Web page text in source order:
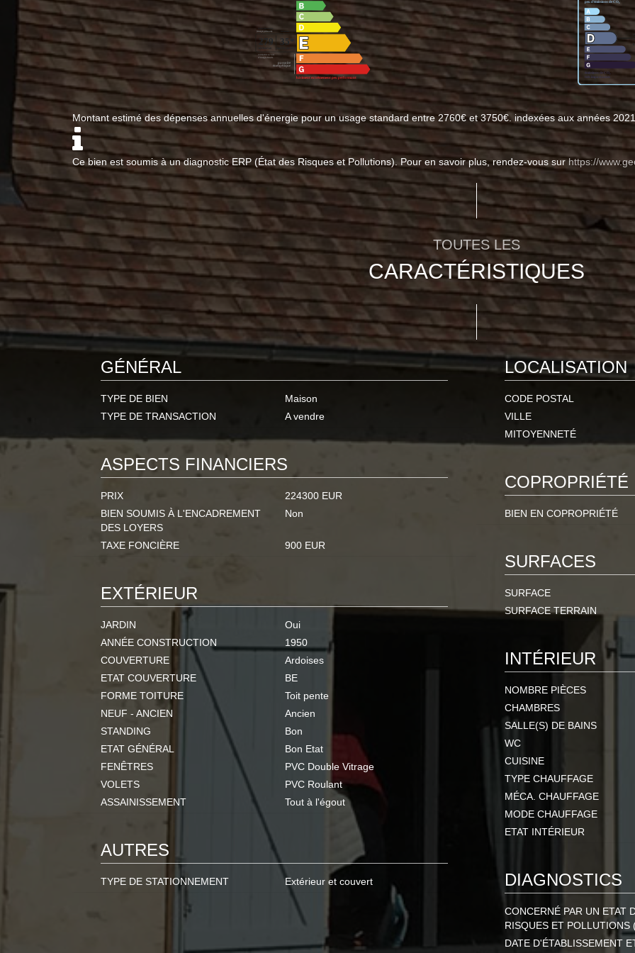
Montant estimé des dépenses annuelles d'énergie pour un usage standard entre 2760€ et 3750€. indexées aux années
Ce bien est soumis à un diagnostic ERP (État des Risques et Pollutions). Pour en savoir plus, rendez-vous surhttps://
TOUTES LES
CARACTÉRISTIQUES
GÉNÉRAL
TYPE DE BIEN
Maison
TYPE DE TRANSACTION
A vendre
LOCALISATION
CODE POSTAL
VILLE
MITOYENNETÉ
ASPECTS FINANCIERS
PRIX
224300 EUR
BIEN SOUMIS À L'ENCADREMENT
DES LOYERS
Non
TAXE FONCIÈRE 900 EUR
COPROPRIÉTÉ
BIEN EN COPROPRIÉTÉ
SURFACES
SURFACE
SURFACE TERRAIN
EXTÉRIEUR
JARDIN
Oui
ANNÉE CONSTRUCTION
1950
COUVERTURE
Ardoises
ETAT COUVERTURE
BE
FORME TOITURE
Toit pente
NEUF - ANCIEN
Ancien
STANDING
Bon
ETAT GÉNÉRAL
Bon Etat
FENÊTRES
PVC Double Vitrage
VOLETS
PVC Roulant
ASSAINISSEMENT
Tout à l'égout
INTÉRIEUR
NOMBRE PIÈCES
CHAMBRES
SALLE(S) DE BAINS
WC
CUISINE
TYPE CHAUFFAGE
MÉCA. CHAUFFAGE
MODE CHAUFFAGE
ETAT INTÉRIEUR
AUTRES
TYPE DE STATIONNEMENT Extérieur et couvert DIAGNOSTICS
CONCERNÉ PAR UN ETAT
RISQUES ET POLLUTIONS
DATE D'ÉTABLISSEMENT